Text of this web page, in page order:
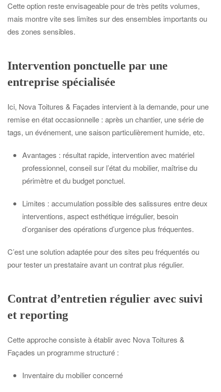
Cette option reste envisageable pour de très petits volumes,
mais montre vite ses limites sur des ensembles importants ou
des zones sensibles.
Intervention ponctuelle par une
entreprise spécialisée
Ici, Nova Toitures & Façades intervient à la demande, pour une
remise en état occasionnelle : après un chantier, une série de
tags, un événement, une saison particulièrement humide, etc.
Avantages : résultat rapide, intervention avec matériel
professionnel, conseil sur l’état du mobilier, maîtrise du
périmètre et du budget ponctuel.
Limites : accumulation possible des salissures entre deux
interventions, aspect esthétique irrégulier, besoin
d’organiser des opérations d’urgence plus fréquentes.
C’est une solution adaptée pour des sites peu fréquentés ou
pour tester un prestataire avant un contrat plus régulier.
Contrat d’entretien régulier avec suivi
et reporting
Cette approche consiste à établir avec Nova Toitures &
Façades un programme structuré :
Inventaire du mobilier concerné